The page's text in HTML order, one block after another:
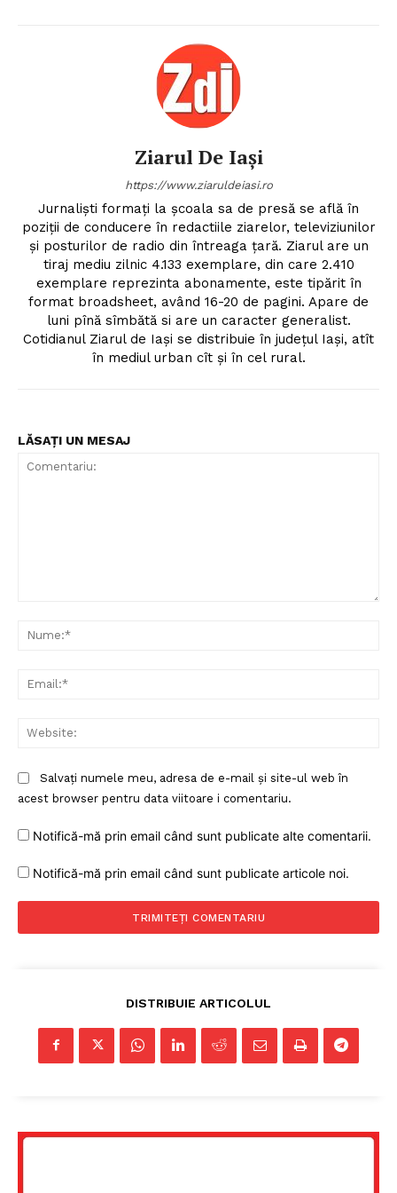
Ziarul De Iași
https://www.ziaruldeiasi.ro
Jurnalişti formaţi la şcoala sa de presă se află în
poziţii de conducere în redactiile ziarelor, televiziunilor
şi posturilor de radio din întreaga ţară. Ziarul are un
tiraj mediu zilnic 4.133 exemplare, din care 2.410
exemplare reprezinta abonamente, este tipărit în
format broadsheet, având 16-20 de pagini. Apare de
luni pînă sîmbătă si are un caracter generalist.
Cotidianul Ziarul de Iaşi se distribuie în judeţul Iaşi, atît
în mediul urban cît şi în cel rural.
LĂSAȚI UN MESAJ
Salvați numele meu, adresa de e-mail și site-ul web în
acest browser pentru data viitoare i comentariu.
Notifică-mă prin email când sunt publicate alte comentarii.
Notifică-mă prin email când sunt publicate articole noi.
DISTRIBUIE ARTICOLUL